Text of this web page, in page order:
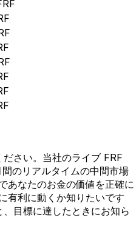
さい。当社のライブ FRF
のリアルタイムの中間市場
あなたのお金の価値を正確に
有利に動くか知りたいです
目標に達したときにお知ら